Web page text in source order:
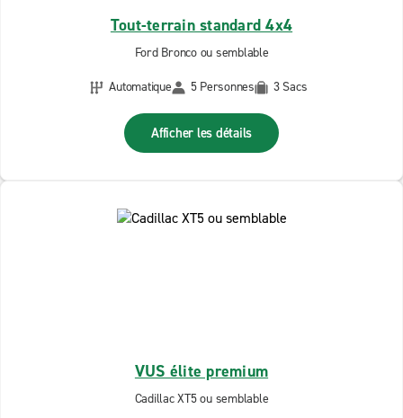
Tout-terrain standard 4x4
Ford Bronco ou semblable
Automatique
5 Personnes 3 Sacs
Afficher les détails
VUS élite premium
Cadillac XT5 ou semblable